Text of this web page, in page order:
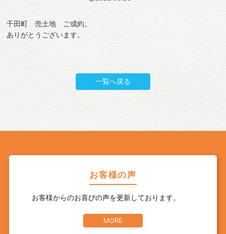
千田町 売土地 ご成約。
ありがとうございます。
一覧へ戻る
お客様の声
お客様からのお喜びの声を更新しております。
MORE